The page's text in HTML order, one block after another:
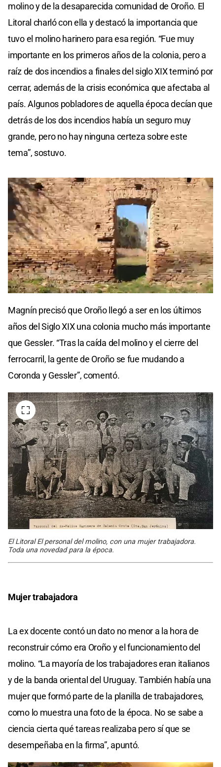
molino y de la desaparecida comunidad de Oroño. El
Litoral charló con ella y destacó la importancia que
tuvo el molino harinero para esa región. “Fue muy
importante en los primeros años de la colonia, pero a
raíz de dos incendios a finales del siglo XIX terminó por
cerrar, además de la crisis económica que afectaba al
país. Algunos pobladores de aquella época decían que
detrás de los dos incendios había un seguro muy
grande, pero no hay ninguna certeza sobre este
tema”, sostuvo.
3
29
Magnín precisó que Oroño llegó a ser en los últimos
años del Siglo XIX una colonia mucho más importante
que Gessler. “Tras la caída del molino y el cierre del
ferrocarril, la gente de Oroño se fue mudando a
Coronda y Gessler”, comentó.
El Litoral El personal del molino, con una mujer trabajadora.
Toda una novedad para la época.
Mujer trabajadora
La ex docente contó un dato no menor a la hora de
reconstruir cómo era Oroño y el funcionamiento del
molino. “La mayoría de los trabajadores eran italianos
y de la banda oriental del Uruguay. También había una
mujer que formó parte de la planilla de trabajadores,
como lo muestra una foto de la época. No se sabe a
ciencia cierta qué tareas realizaba pero sí que se
desempeñaba en la firma”, apuntó.